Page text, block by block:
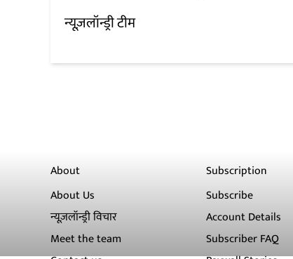
न्यूज़लॉन्ड्री टीम
About
About Us
न्यूज़लॉन्ड्री विचार
Meet the team
Subscription
Subscribe
Account Details
Subscriber FAQ